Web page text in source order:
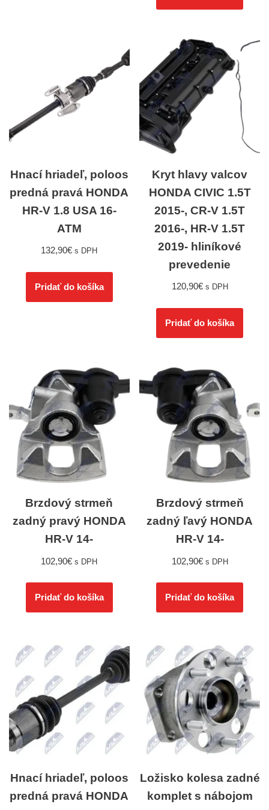
Hnací hriadeľ, poloos
predná pravá HONDA
HR-V 1.8 USA 16-
ATM
132,90€ s DPH
Pridať do košíka
Kryt hlavy valcov
HONDA CIVIC 1.5T
2015-, CR-V 1.5T
2016-, HR-V 1.5T
2019- hliníkové
prevedenie
120,90€ s DPH
Pridať do košíka
Brzdový strmeň
zadný pravý HONDA
HR-V 14-
102,90€ s DPH
Pridať do košíka
Brzdový strmeň
zadný ľavý HONDA
HR-V 14-
102,90€ s DPH
Pridať do košíka
Hnací hriadeľ, poloos
predná pravá HONDA
Ložisko kolesa zadné
komplet s nábojom